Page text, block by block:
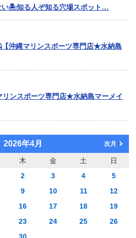
い🏝️知る人ぞ知る穴場スポット…
沖縄マリンスポーツ専門店★水納島
リンスポーツ専門店★水納島マーメイ
2026年4月 次月
木 金 土
日
2 3 4
5
9 10 11
12
16 17 18
19
23 24 25
26
30